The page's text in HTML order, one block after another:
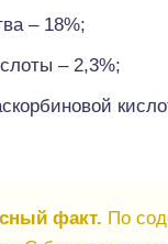
– 18%;
– 2,3%;
факт. По